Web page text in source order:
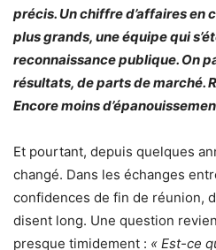
précis. Un chiffre d’affaires en
plus grands, une équipe qui
reconnaissance publique. On
résultats, de parts de marché.
Encore moins
Et pourtant, depuis quelques
changé. Dans les échanges
confidences de fin de réunion,
disent long. Une question
presque timidement : « Est-ce